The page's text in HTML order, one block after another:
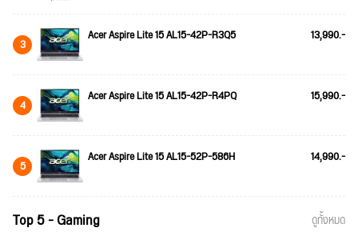
3 Acer Aspire Lite 15 AL15-42P-R3Q5 13,990.-
4 Acer Aspire Lite 15 AL15-42P-R4PQ 15,990.-
5 Acer Aspire Lite 15 AL15-52P-586H 14,990.-
Top 5 - Gaming ดูทั้งหมด